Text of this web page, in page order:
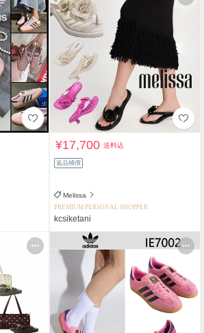
¥17,700送料込
返品補償
Melissa
PREMIUM PERSONAL SHOPPER
kcsiketani